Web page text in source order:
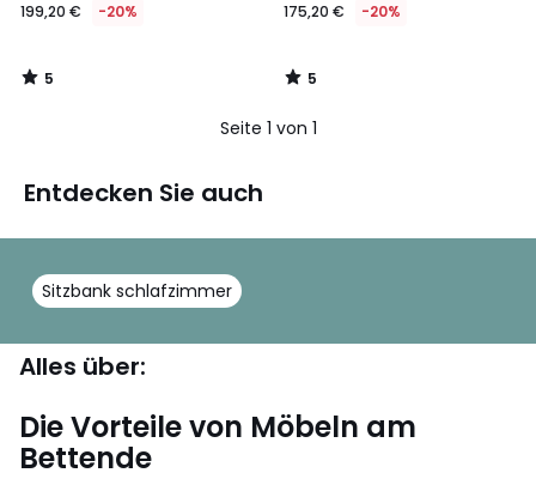
199,20 € -20%
5
/
175,20 € -20%
5
/
Seite 1 von 1
Entdecken Sie auch
Sitzbank schlafzimmer
Alles über:
Die Vorteile von Möbeln am
Bettende